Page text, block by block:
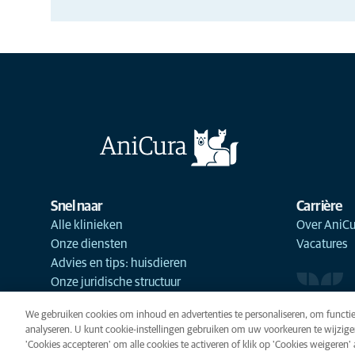
Snel naar
Alle klinieken
Onze diensten
Advies en tips: huisdieren
Onze juridische structuur
Carrière
Over
Vacatures
We gebruiken cookies om inhoud en advertenties te personaliseren, om
analyseren. U kunt cookie-instellingen gebruiken om uw voorkeuren te
'Cookies accepteren' om alle cookies te activeren of klik op 'Cookies weigeren'